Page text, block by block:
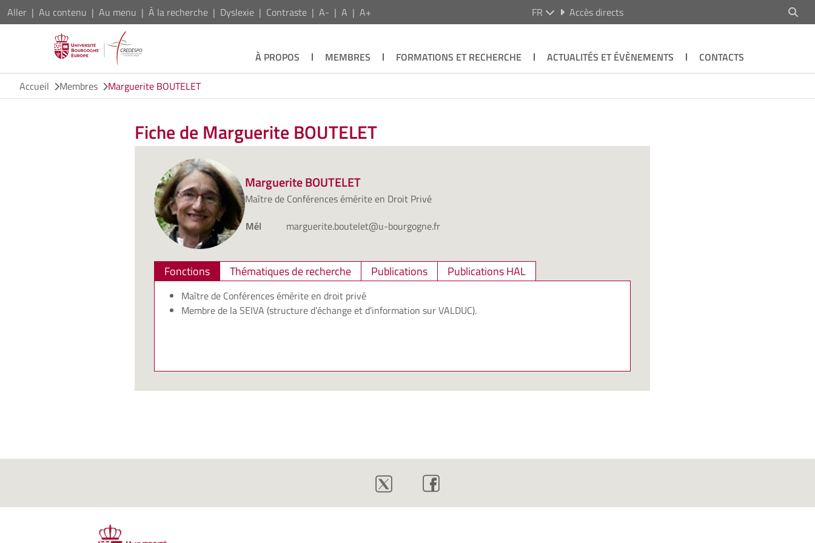
Aller Au contenu Au menu À la recherche Dyslexie Contraste A- A A+ FR Accès directs
À PROPOS MEMBRES FORMATIONS ET RECHERCHE ACTUALITÉS ET ÉVÈNEMENTS
CONTACTS
Accueil
Membres Marguerite BOUTELET
Fiche de Marguerite BOUTELET
Marguerite BOUTELET
Maître de Conférences émérite en Droit Privé
Mél
marguerite.boutelet@u-bourgogne.fr
Fonctions Thématiques de recherche Publications Publications HAL
Maître de Conférences émérite en droit privé
Membre de laSEIVA (structure d’échange et d’information sur VALDUC).